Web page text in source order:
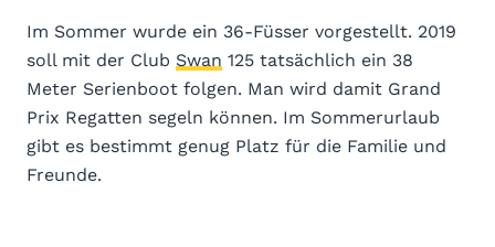
Im Sommer wurde ein 36-Füsser vorgestellt. 2019
soll mit der Club Swan 125 tatsächlich ein 38
Meter Serienboot folgen. Man wird damit Grand
Prix Regatten segeln können. Im Sommerurlaub
gibt es bestimmt genug Platz für die Familie und
Freunde.